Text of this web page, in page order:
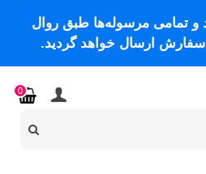
و تمامی مرسوله‌ها طبق روال
سفارش ارسال خواهد گردید.
0